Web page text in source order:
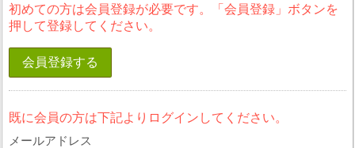
初めての方は会員登録が必要です。「会員登録」ボタンを
押して登録してください。
会員登録する
既に会員の方は下記よりログインしてください。
メールアドレス